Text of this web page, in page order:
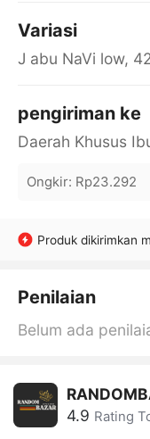
Variasi
J abu NaVi low, 42
pengiriman ke
Ongkir: Rp23.292
Produk dikirimkan
Penilaian
Belum ada
4.9 Rating